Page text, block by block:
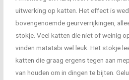
uitwerking op katten. Het effect is
bovengenoemde geurverrijkingen,
stokje. Veel katten die niet of weinig
vinden matatabi wel leuk. Het stokje
katten die graag ergens tegen aan
van houden om in dingen te bijten.